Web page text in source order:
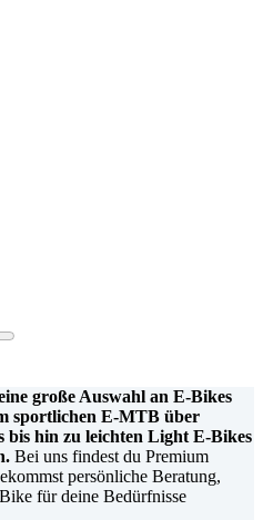
große Auswahl an E-Bikes
sportlichen E-MTB über
hin zu leichten Light E-Bikes
Bei uns findest du Premium
persönliche Beratung,
für deine Bedürfnisse